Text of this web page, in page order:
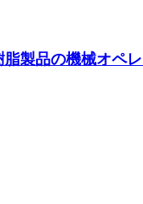
脂製品の機械オ